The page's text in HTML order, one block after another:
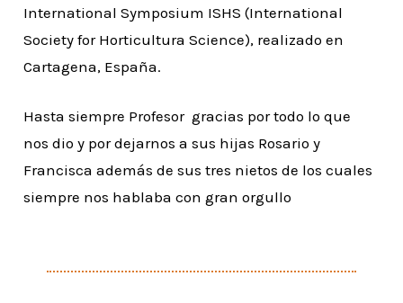
International Symposium ISHS (International
Society for Horticultura Science), realizado en
Cartagena, España.
Hasta siempre Profesor gracias por todo lo que
nos dio y por dejarnos a sus hijas Rosario y
Francisca además de sus tres nietos de los cuales
siempre nos hablaba con gran orgullo